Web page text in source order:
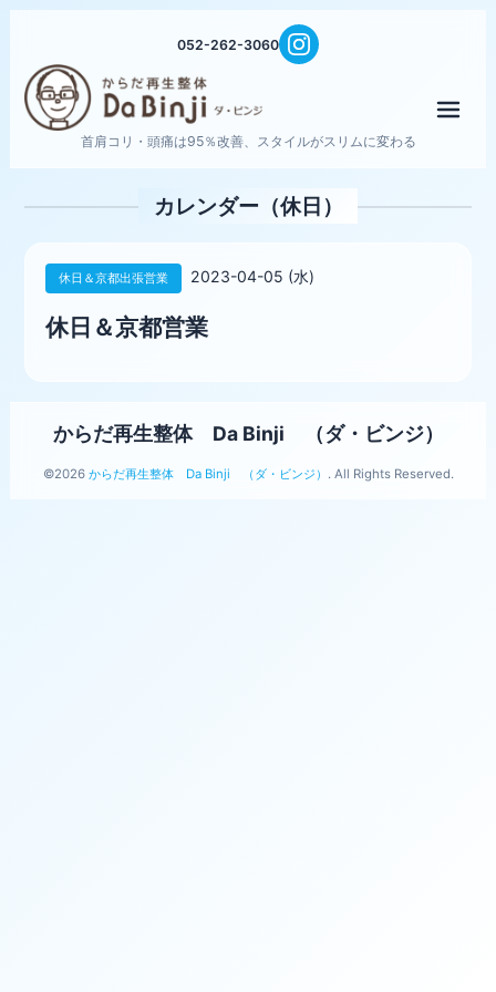
052-262-3060
首肩コリ・頭痛は95％改善、スタイルがスリムに変わる
カレンダー（休日）
休日＆京都出張営業 2023-04-05 (水)
休日＆京都営業
からだ再生整体 Da Binji （ダ・ビンジ）
©2026 からだ再生整体 Da Binji （ダ・ビンジ） . All Rights Reserved.